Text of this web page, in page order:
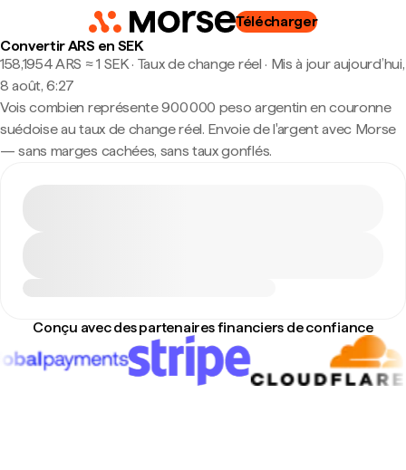
Télécharger
Convertir ARS en SEK
158,1954 ARS ≈ 1 SEK · Taux de change réel · Mis à jour aujourd’hui,
8 août, 6:27
Vois combien représente 900 000 peso argentin en couronne
suédoise au taux de change réel. Envoie de l'argent avec Morse
— sans marges cachées, sans taux gonflés.
Conçu avec des partenaires financiers de confiance